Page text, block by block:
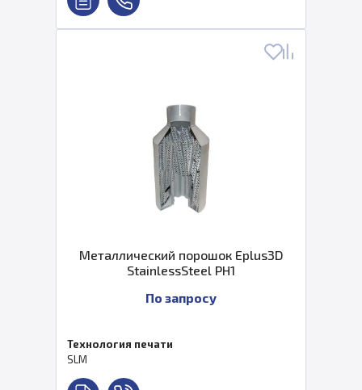
Металлический порошок Eplus3D
StainlessSteel PH1
По запросу
Технология печати
SLM